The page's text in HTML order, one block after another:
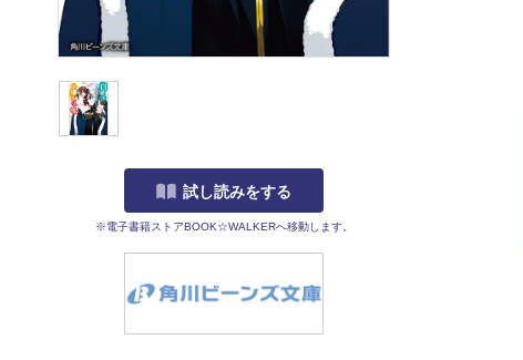
試し読みをする
※電子書籍ストアBOOK☆WALKERへ移動します。